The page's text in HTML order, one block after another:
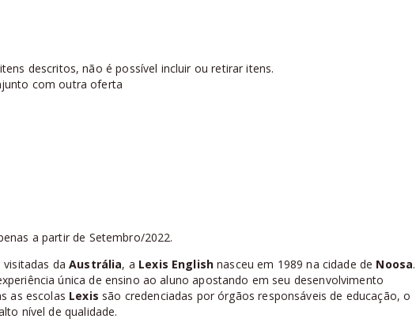
descritos, não é possível incluir ou retirar itens.
com outra oferta
a partir de Setembro/2022.
visitadas daAustrália, a Lexis English nasceu em 1989 na cidade de Noosa.
única de ensino ao aluno apostando em seu desenvolvimento
as escolas Lexis são credenciadas por órgãos responsáveis de educação, o
nível de qualidade.